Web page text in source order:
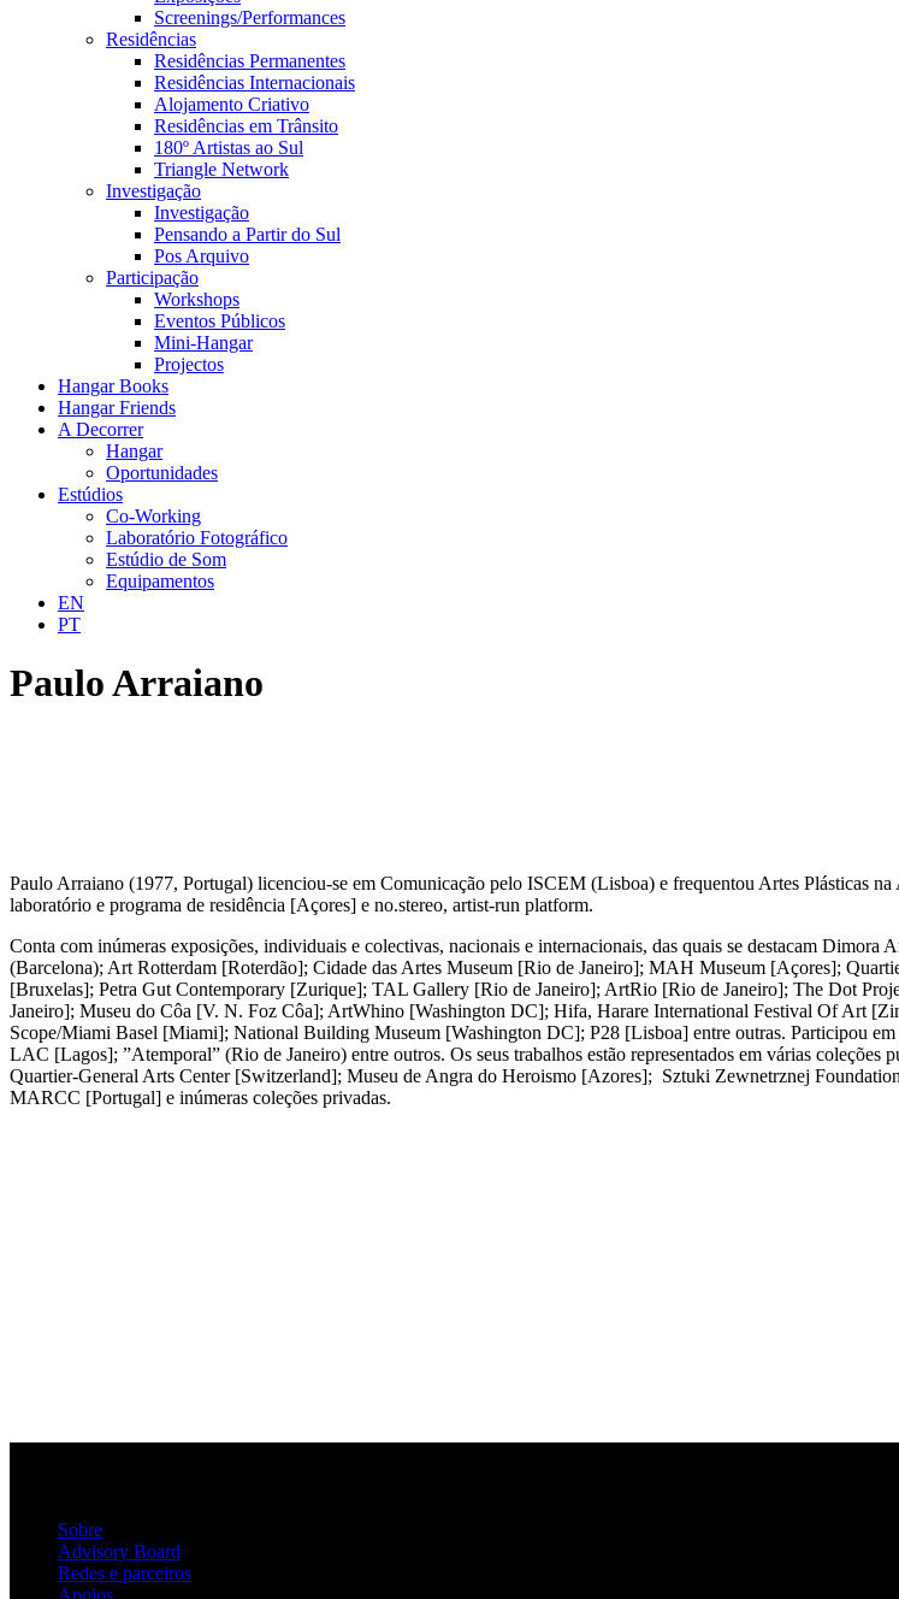
Screenings/Performances
Residências
Residências Permanentes
Residências Internacionais
Alojamento Criativo
Residências em Trânsito
180º Artistas ao Sul
Triangle Network
Investigação
Investigação
Pensando a Partir do Sul
Pos Arquivo
Participação
Workshops
Eventos Públicos
Mini-Hangar
Projectos
Hangar Books
Hangar Friends
A Decorrer
Hangar
Oportunidades
Estúdios
Co-Working
Laboratório Fotográfico
Estúdio de Som
Equipamentos
EN
PT
Paulo Arraiano
Paulo Arraiano (1977, Portugal) licenciou-se em Comunicação pelo ISCEM (Lisboa) e frequentou Artes Plásticas
laboratório e programa de residência [Açores] e no.stereo, artist-run platform.
Conta com inúmeras exposições, individuais e colectivas, nacionais e internacionais, das quais se destacam
(Barcelona); Art Rotterdam [Roterdão]; Cidade das Artes Museum [Rio de Janeiro]; MAH Museum [Açores];
[Bruxelas]; Petra Gut Contemporary [Zurique]; TAL Gallery [Rio de Janeiro]; ArtRio [Rio de Janeiro]; The Dot
Janeiro]; Museu do Côa [V. N. Foz Côa]; ArtWhino [Washington DC]; Hifa, Harare International Festival Of Art
Scope/Miami Basel [Miami]; National Building Museum [Washington DC]; P28 [Lisboa] entre outras. Participou
LAC [Lagos]; ”Atemporal” (Rio de Janeiro) entre outros. Os seus trabalhos estão representados em várias
Quartier-General Arts Center [Switzerland]; Museu de Angra do Heroismo [Azores]; Sztuki Zewnetrznej
MARCC [Portugal] e inúmeras coleções privadas.
Sobre
Advisory Board
Redes e parceiros
Apoios